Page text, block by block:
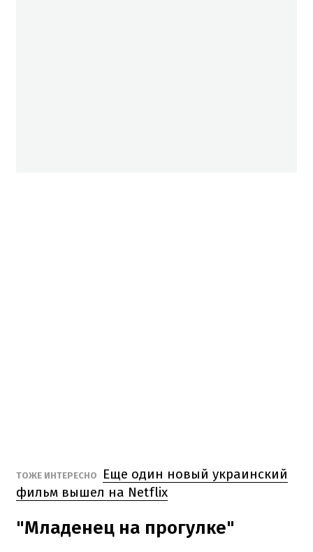
ТОЖЕ ИНТЕРЕСНО
Еще один новый украинский
фильм вышел на Netflix
"Младенец на прогулке"